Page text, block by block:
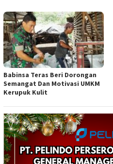
Anggaran
Babinsa Teras Beri Dorongan
Semangat Dan Motivasi UMKM
Kerupuk Kulit